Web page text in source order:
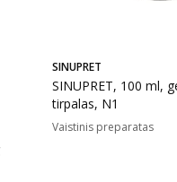
SINUPRET
SINUPRET, 100 ml,
tirpalas, N1
Vaistinis preparatas